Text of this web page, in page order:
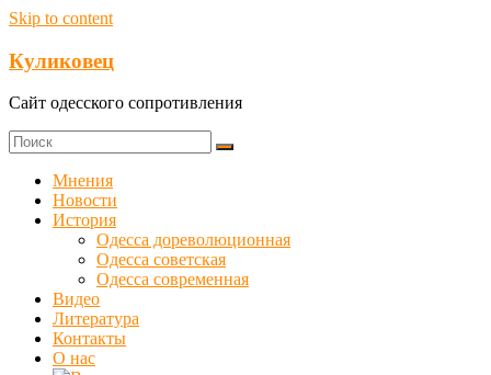
Skip to content
Куликовец
Сайт одесского сопротивления
Мнения
Новости
История
Одесса дореволюционная
Одесса советская
Одесса современная
Видео
Литература
Контакты
О нас